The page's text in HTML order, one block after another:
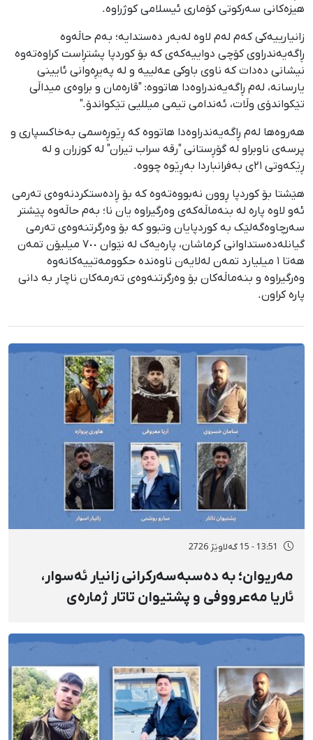
هیزەکانی سەرکوتی کۆماری ئیسلامی کوژراوە.
زانیارییەکی کەم لەم لاوە لەبەر دەستدایە؛ بەم حاڵەوە
ڕاگەیەندراوی کۆچی دواییەکەی کە بۆ کوردپا پشتڕاست کراوەتەوە
نیشانی دەدات کە ناوی باوکی عەلییە و لە پەیڕەوانی ئایینی
یارسانە، لەم ڕاگەیەندراوەدا هاتووە: "قارەمان و براوەی میداڵی
تێکواندۆی وڵات، ئەندامی تیمی میللیی تێکواندۆ."
هەروەها لەم ڕاگەیەندراوەدا هاتووە کە ڕێوڕەسمی بەخاکسپاری و
پرسەی ناوبراو لە گۆڕستانی "رقە سراب تیران" لە کوزران و لە
ڕێکەوتی ٢١ی بەفرانباردا بەڕێوە چووە.
هێشتا بۆ کوردپا ڕوون نەبووەتەوە کە بۆ ڕادەستکردنەوەی تەرمی
ئەو لاوە پارە لە بنەماڵەکەی وەرگیراوە یان نا؛ بەم حاڵەوە پێشتر
سەرچاوەگەلێک بە کوردپایان وتبوو کە بۆ وەرگرتنەوەی تەرمی
گیانلەدەستداوانی کرماشان، پارەیەک لە نێوان ٧٠٠ میلیۆن تمەن
هەتا ١ میلیارد تمەن لەلایەن ناوەندە حکوومەتییەکانەوە
وەرگیراوە و بنەماڵەکان بۆ وەرگرتنەوەی تەرمەکان ناچار بە دانی
پارە کراون.
13:51 - 15 گەلاوێژ 2726
مەریوان؛ بە دەسبەسەرکرانی زانیار ئەسوار،
ئاریا مەعرووفی و پشتیوان تاتار ژمارەی
بۆ شەش کەس زیادی کرد